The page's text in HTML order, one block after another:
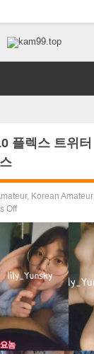
플렉스 트위터
, Korean Amateur
Offon
우
잉
creamy010
플
렉
스
트
위
터
lily_Yunsky
섹